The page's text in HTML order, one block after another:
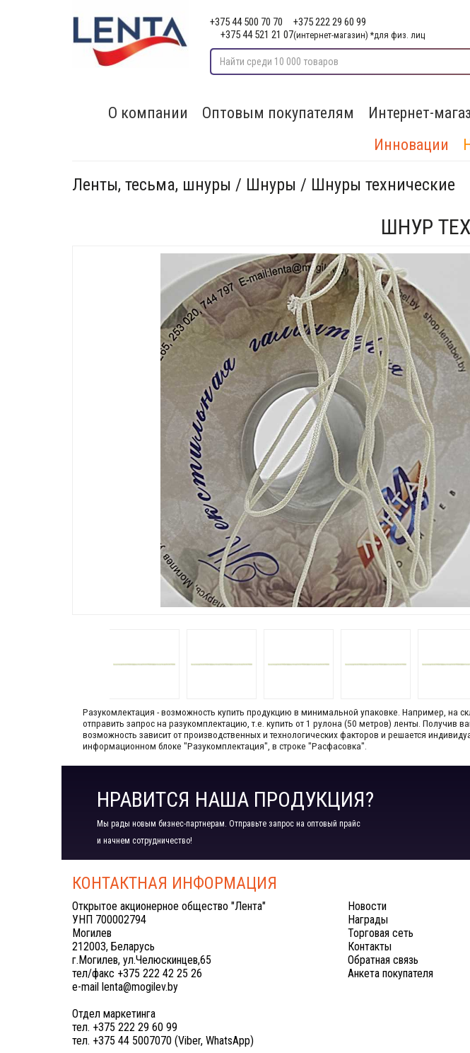
+375 44 500 70 70
+375 222 29 60 99
+375 44 521 21 07(интернет-магазин) *для физ. лиц
О компании Оптовым покупателям Интернет-
Инновации
Ленты, тесьма, шнуры / Шнуры / Шнуры технические
ШНУР
Разукомлектация - возможность купить продукцию в минимальной упаковке. Например, на
отправить запрос на разукомплектацию, т.е. купить от 1 рулона (50 метров) ленты.
возможность зависит от производственных​ и технологических факторов и решается
информационном блоке "Разукомплектация", в строке "Расфасовка".
НРАВИТСЯ НАША ПРОДУКЦИЯ?
Мы рады новым бизнес-партнерам. Отправьте запрос на оптовый прайс
и начнем сотрудничество!
КОНТАКТНАЯ ИНФОРМАЦИЯ
Открытое акционерное общество "Лента"
УНП 700002794
Могилев
212003, Беларусь
г.Могилев, ул.Челюскинцев,65
тел/факс +375 222 42 25 26
e-mail lenta@mogilev.by
Отдел маркетинга
тел. +375 222 29 60 99
тел. +375 44 5007070 (Viber, WhatsApp)
Новости
Награды
Торговая сеть
Контакты
Обратная связь
Анкета покупателя